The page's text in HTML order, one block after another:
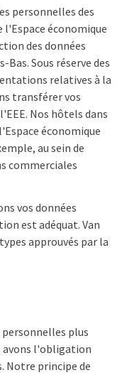
personnelles des
l'Espace économique
des données
Sous réserve des
relatives à la
transférer vos
Nos hôtels dans
économique
au sein de
commerciales
vos données
est adéquat. Van
approuvés par la
personnelles plus
avons l'obligation
Notre principe de